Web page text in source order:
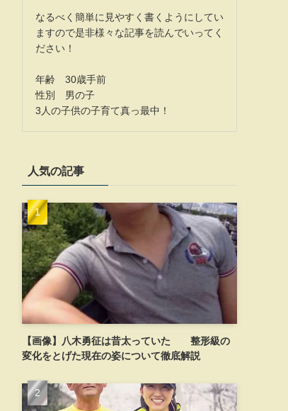
なるべく簡単に見やすく書くようにしてい
ますので是非様々な記事を読んでいってく
ださい！
年齢 30歳手前
性別 男の子
3人の子供の子育て真っ最中！
人気の記事
【画像】八木勇征は昔太っていた 整形級の
変化をとげた現在の姿について徹底解説